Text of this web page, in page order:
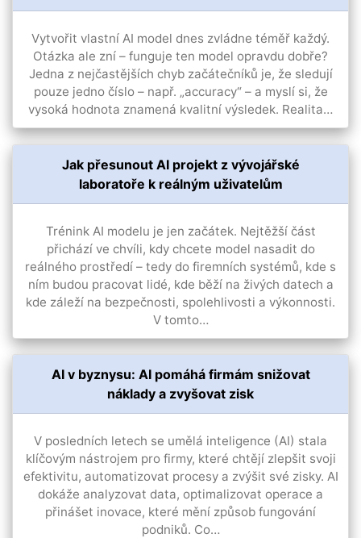
Vytvořit vlastní AI model dnes zvládne téměř každý.
Otázka ale zní – funguje ten model opravdu dobře?
Jedna z nejčastějších chyb začátečníků je, že sledují
pouze jedno číslo – např. „accuracy“ – a myslí si, že
vysoká hodnota znamená kvalitní výsledek. Realita…
Jak přesunout AI projekt z vývojářské
laboratoře k reálným uživatelům
Trénink AI modelu je jen začátek. Nejtěžší část
přichází ve chvíli, kdy chcete model nasadit do
reálného prostředí – tedy do firemních systémů, kde s
ním budou pracovat lidé, kde běží na živých datech a
kde záleží na bezpečnosti, spolehlivosti a výkonnosti.
V tomto…
AI v byznysu: AI pomáhá firmám snižovat
náklady a zvyšovat zisk
V posledních letech se umělá inteligence (AI) stala
klíčovým nástrojem pro firmy, které chtějí zlepšit svoji
efektivitu, automatizovat procesy a zvýšit své zisky. AI
dokáže analyzovat data, optimalizovat operace a
přinášet inovace, které mění způsob fungování
podniků. Co…